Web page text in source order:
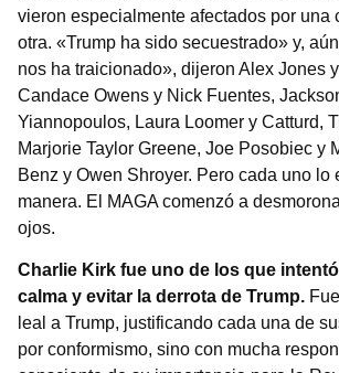
vieron especialmente afectados por una
otra. «Trump ha sido secuestrado» y,
nos ha traicionado», dijeron Alex Jones
Candace Owens y Nick Fuentes,
Yiannopoulos, Laura Loomer y Catturd,
Marjorie Taylor Greene, Joe Posobiec y
Benz y Owen Shroyer. Pero cada uno lo
manera. El MAGA comenzó a
ojos.
Charlie Kirk fue uno de los que
calma y evitar la derrota de Trump.
leal a Trump, justificando cada una de
por conformismo, sino con mucha